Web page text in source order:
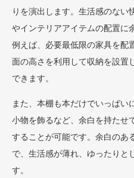
りを演出します。生活感のない
やインテリアアイテムの配置に
例えば、必要最低限の家具を配
面の高さを利用して収納を設置
できます。
また、本棚も本だけでいっぱい
小物を飾るなど、余白を持たせ
することが可能です。余白のあ
で、生活感が薄れ、ゆったりと
す。